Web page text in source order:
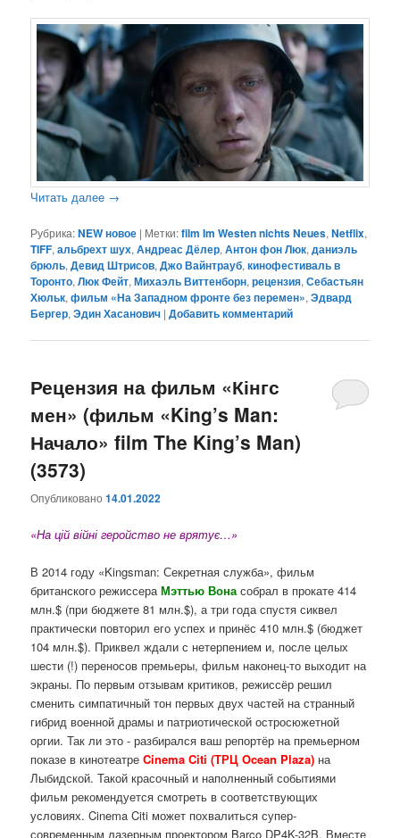
Читать далее →
Рубрика:NEW новое | Метки:film Im Westen nichts Neues,Netflix,
TIFF,альбрехт шух,Андреас Дёлер,Антон фон Люк,даниэль
брюль,Девид Штрисов,Джо Вайнтрауб,кинофестиваль в
Торонто,Люк Фейт,Михаэль Виттенборн,рецензия,Себастьян
Хюльк,фильм «На Западном фронте без перемен»,Эдвард
Бергер,Эдин Хасанович |Добавить комментарий
Рецензия на фильм «Кінгс
мен» (фильм «King’s Man:
Начало» film The King’s Man)
(3573)
Опубликовано14.01.2022
«На цій війні геройство не врятує…»
В 2014 году «Kingsman: Секретная служба», фильм
британского режиссераМэттью Вонасобрал в прокате 414
млн.$ (при бюджете 81 млн.$), а три года спустя сиквел
практически повторил его успех и принёс 410 млн.$ (бюджет
104 млн.$). Приквел ждали с нетерпением и, после целых
шести (!) переносов премьеры, фильм наконец-то выходит на
экраны. По первым отзывам критиков, режиссёр решил
сменить симпатичный тон первых двух частей на странный
гибрид военной драмы и патриотической остросюжетной
оргии. Так ли это - разбирался ваш репортёр на премьерном
показе в кинотеатреCinema Citi (ТРЦ Ocean Plaza) на
Лыбидской. Такой красочный и наполненный событиями
фильм рекомендуется смотреть в соответствующих
условиях. Cinema Citi может похвалиться супер-
современным лазерным проектором Barco DP4K-32B. Вместе